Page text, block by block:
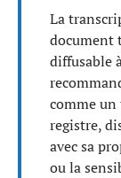
La
document
diffusable
comme
registre,
avec sa
ou la